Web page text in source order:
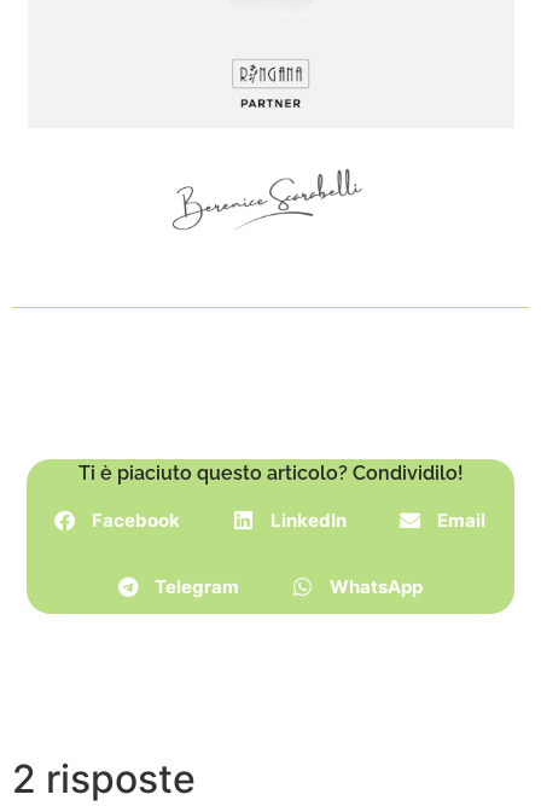
Ti è piaciuto questo articolo? Condividilo!
Facebook LinkedIn Email
Telegram WhatsApp
2 risposte